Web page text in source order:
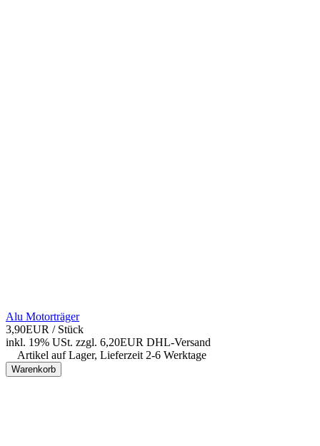
Alu Motorträger
3,90EUR / Stück
inkl. 19% USt. zzgl. 6,20EUR DHL-Versand
Artikel auf Lager, Lieferzeit 2-6 Werktage
Warenkorb